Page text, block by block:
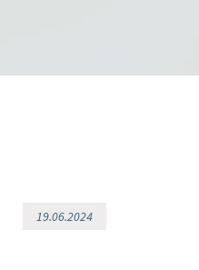
19.06.2024